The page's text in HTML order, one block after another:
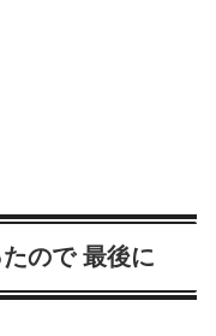
ので 最後に